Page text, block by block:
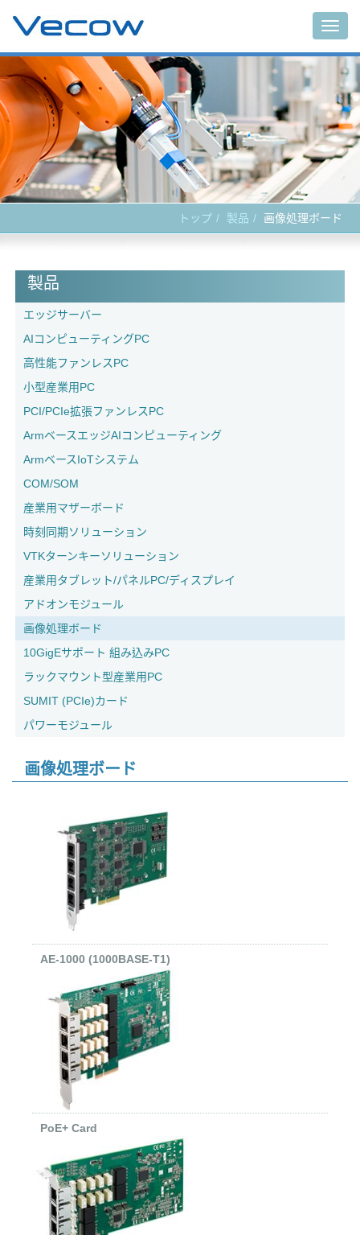
トップ 製品 画像処理ボード
製品
エッジサーバー
AIコンピューティングPC
高性能ファンレスPC
小型産業用PC
PCI/PCIe拡張ファンレスPC
ArmベースエッジAIコンピューティング
ArmベースIoTシステム
COM/SOM
産業用マザーボード
時刻同期ソリューション
VTKターンキーソリューション
産業用タブレット/パネルPC/ディスプレイ
アドオンモジュール
画像処理ボード
10GigEサポート 組み込みPC
ラックマウント型産業用PC
SUMIT (PCIe)カード
パワーモジュール
画像処理ボード
AE-1000 (1000BASE-T1)
PoE+ Card